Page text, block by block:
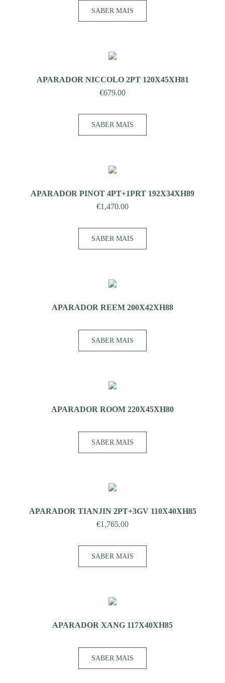
SABER MAIS
APARADOR NICCOLO 2PT 120X45XH81
€679.00
SABER MAIS
APARADOR PINOT 4PT+1PRT 192X34XH89
€1,470.00
SABER MAIS
APARADOR REEM 200X42XH88
SABER MAIS
APARADOR ROOM 220X45XH80
SABER MAIS
APARADOR TIANJIN 2PT+3GV 110X40XH85
€1,765.00
SABER MAIS
APARADOR XANG 117X40XH85
SABER MAIS